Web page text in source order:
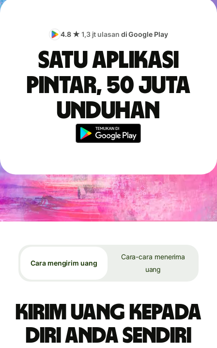
4.8 ★ 1,3 jt ulasan di Google Play
Satu aplikasi
pintar, 50 juta
unduhan
Cara mengirim uang
Cara-cara menerima
uang
Kirim uang kepada
diri Anda sendiri